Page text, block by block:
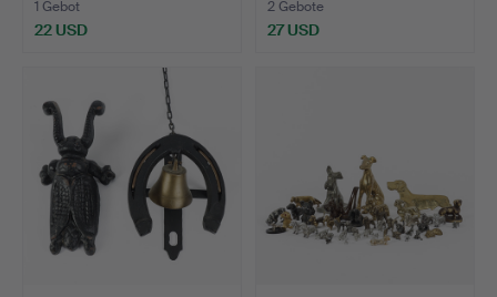
1 Gebot
22 USD
2 Gebote
27 USD